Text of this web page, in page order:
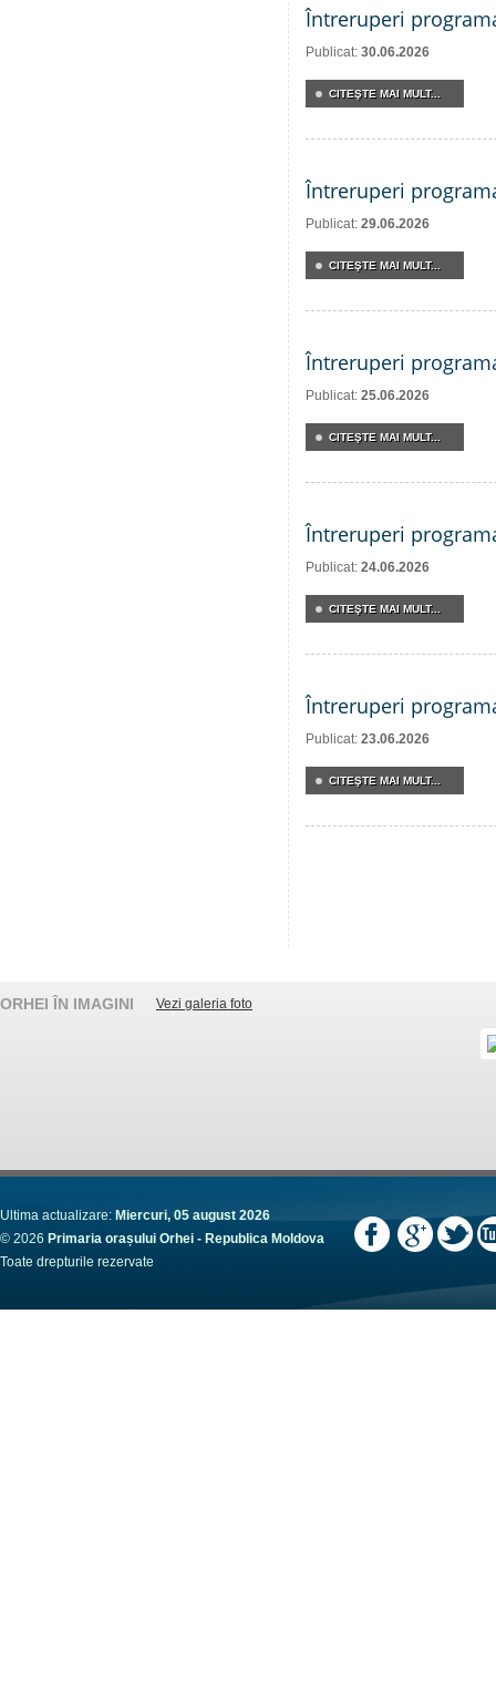
Întreruperi
Publicat: 30.06.2026
CITEŞTE MAI MULT...
Întreruperi
Publicat: 29.06.2026
CITEŞTE MAI MULT...
Întreruperi
Publicat: 25.06.2026
CITEŞTE MAI MULT...
Întreruperi
Publicat: 24.06.2026
CITEŞTE MAI MULT...
Întreruperi
Publicat: 23.06.2026
CITEŞTE MAI MULT...
ORHEI ÎN IMAGINI Vezi galeria foto
Ultima actualizare: Miercuri, 05 august 2026
© 2026 Primaria orașului Orhei - Republica Moldova
Toate drepturile rezervate